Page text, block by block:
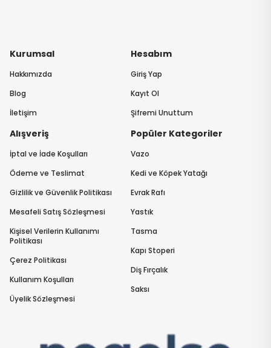
Kurumsal
Hakkımızda
Blog
İletişim
Hesabım
Giriş Yap
Kayıt Ol
Şifremi Unuttum
Alışveriş
İptal ve İade Koşulları
Ödeme ve Teslimat
Gizlilik ve Güvenlik Politikası
Mesafeli Satış Sözleşmesi
Kişisel Verilerin Kullanımı
Politikası
Çerez Politikası
Kullanım Koşulları
Üyelik Sözleşmesi
Popüler Kategoriler
Vazo
Kedi ve Köpek Yatağı
Evrak Rafı
Yastık
Tasma
Kapı Stoperi
Diş Fırçalık
Saksı